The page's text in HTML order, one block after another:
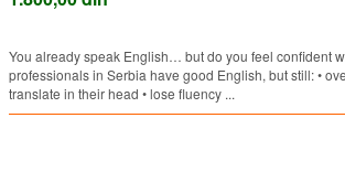
You already speak English… but do you feel confident
professionals in Serbia have good English, but still: •
translate in their head • lose fluency ...